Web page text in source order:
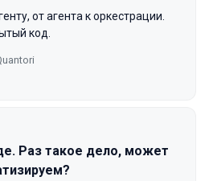
от агента к оркестрации.
код.
Раз такое дело, может